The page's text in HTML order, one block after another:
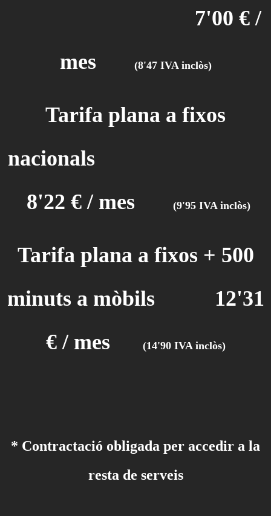
7'00 € /
mes
(8'47 IVA inclòs)
Tarifa plana a fixos
nacionals
8'22 € / mes
(9'95 IVA inclòs)
Tarifa plana a fixos + 500
minuts a mòbils 12'31
€ / mes
(14'90 IVA inclòs)
* Contractació obligada per accedir a la
resta de serveis